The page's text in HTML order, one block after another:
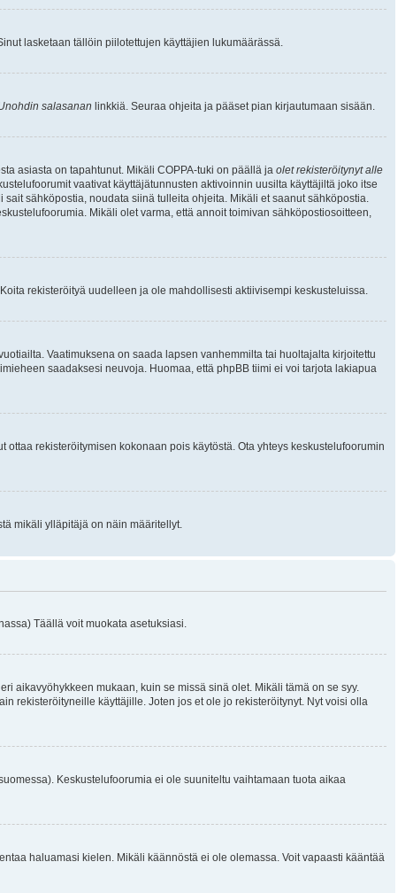
lasketaan tällöin piilotettujen käyttäjien lukumäärässä.
salasanan linkkiä. Seuraa ohjeita ja pääset pian kirjautumaan sisään.
asiasta on tapahtunut. Mikäli COPPA-tuki on päällä ja olet rekisteröitynyt alle
vaativat käyttäjätunnusten aktivoinnin uusilta käyttäjiltä joko itse
sähköpostia, noudata siinä tulleita ohjeita. Mikäli et saanut sähköpostia.
Mikäli olet varma, että annoit toimivan sähköpostiosoitteen,
rekisteröityä uudelleen ja ole mahdollisesti aktiivisempi keskusteluissa.
Vaatimuksena on saada lapsen vanhemmilta tai huoltajalta kirjoitettu
saadaksesi neuvoja. Huomaa, että phpBB tiimi ei voi tarjota lakiapua
rekisteröitymisen kokonaan pois käytöstä. Ota yhteys keskustelufoorumin
mikäli ylläpitäjä on näin määritellyt.
Täällä voit muokata asetuksiasi.
aikavyöhykkeen mukaan, kuin se missä sinä olet. Mikäli tämä on se syy.
rekisteröityneille käyttäjille. Joten jos et ole jo rekisteröitynyt. Nyt voisi olla
Keskustelufoorumia ei ole suuniteltu vaihtamaan tuota aikaa
haluamasi kielen. Mikäli käännöstä ei ole olemassa. Voit vapaasti kääntää